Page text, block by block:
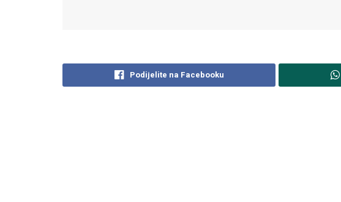
Podijelite na Facebooku